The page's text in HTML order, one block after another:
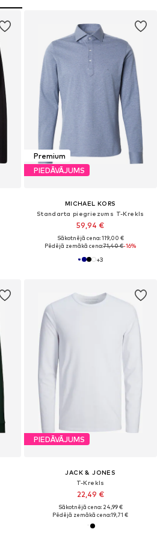
Premium
PIEDĀVĀJUMS
MICHAEL KORS
Standarta piegriezums T-Krekls
59,94 €
Sākotnējā cena: 119,00 €
Pēdējā zemākā cena:71,40 €-16%
+3
PIEDĀVĀJUMS
JACK & JONES
T-Krekls
22,49 €
Sākotnējā cena: 24,99 €
Pēdējā zemākā cena:19,71 €